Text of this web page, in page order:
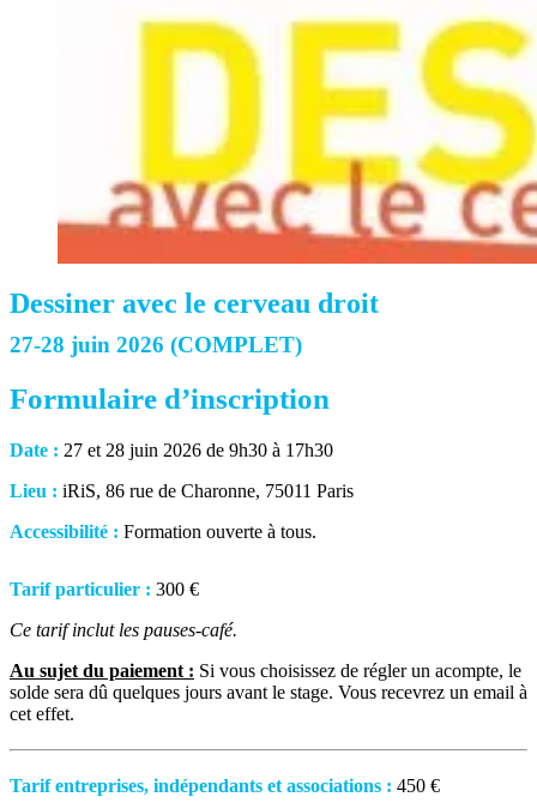
Dessiner avec le cerveau droit
27-28 juin 2026 (COMPLET)
Formulaire d’inscription
Date : 27 et 28 juin 2026 de 9h30 à 17h30
Lieu : iRiS, 86 rue de Charonne, 75011 Paris
Accessibilité : Formation ouverte à tous.
Tarif particulier : 300 €
Ce tarif inclut les pauses-café.
Au sujet du paiement : Si vous choisissez de régler un acompte, le
solde sera dû quelques jours avant le stage. Vous recevrez un email à
cet effet.
Tarif entreprises, indépendants et associations : 450 €